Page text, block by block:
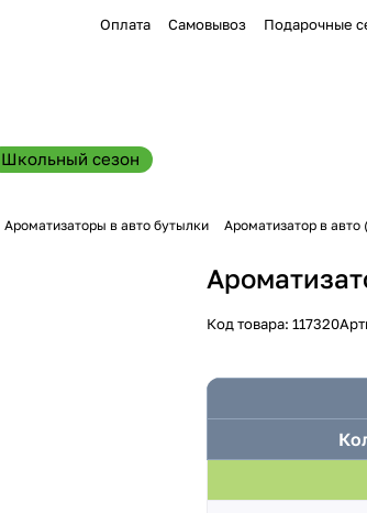
Оплата Самовывоз Подарочные
Школьный сезон
Ароматизаторы в авто бутылки Ароматизатор в авто
Код товара:117320